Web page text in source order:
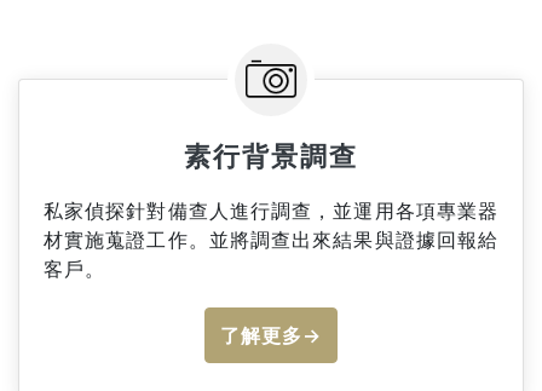
素行背景調查
私家偵探針對備查人進行調查，並運用各項專業器
材實施蒐證工作。並將調查出來結果與證據回報給
客戶。
了解更多→